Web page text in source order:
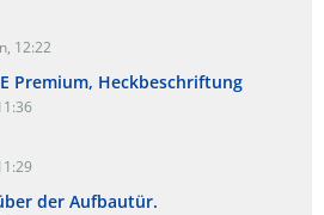
12:22
Premium, Heckbeschriftung
der Aufbautür.